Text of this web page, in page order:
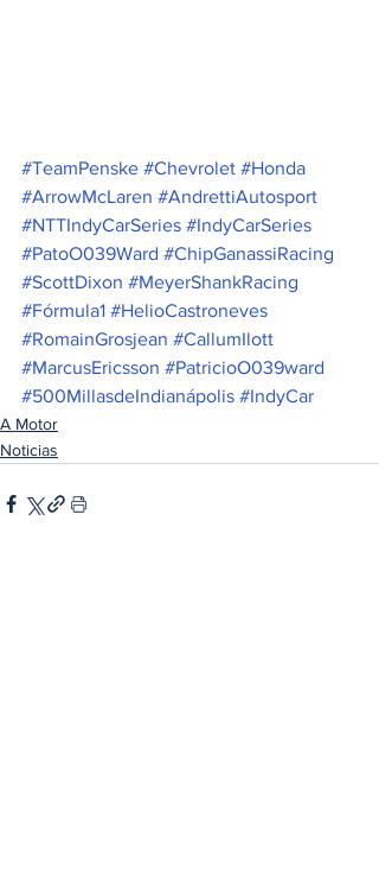
#TeamPenske #Chevrolet #Honda
#ArrowMcLaren #AndrettiAutosport
#NTTIndyCarSeries #IndyCarSeries
#PatoO039Ward #ChipGanassiRacing
#ScottDixon #MeyerShankRacing
#Fórmula1 #HelioCastroneves
#RomainGrosjean #CallumIlott
#MarcusEricsson #PatricioO039ward
#500MillasdeIndianápolis #IndyCar
A Motor
Noticias